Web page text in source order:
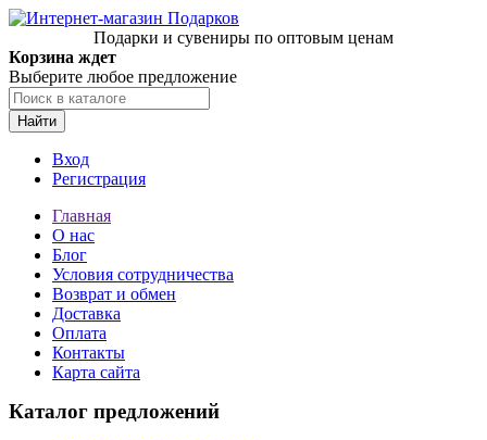
Подарки и сувениры по оптовым ценам
Корзина ждет
Выберите любое предложение
Найти
Вход
Регистрация
Главная
О нас
Блог
Условия сотрудничества
Возврат и обмен
Доставка
Оплата
Контакты
Карта сайта
Каталог предложений